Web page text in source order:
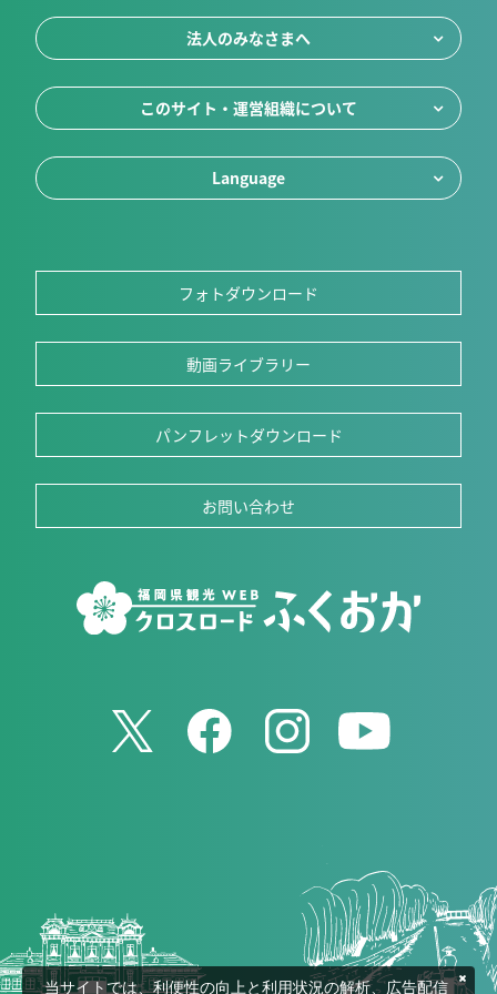
法人のみなさまへ
このサイト・運営組織について
Language
フォトダウンロード
動画ライブラリー
パンフレットダウンロード
お問い合わせ
当サイトでは、利便性の向上と利用状況の解析、広告配信